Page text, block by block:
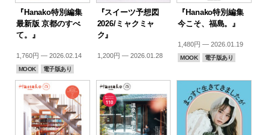
『Hanako特別編集
最新版 京都のすべ
て。』
1,760円 — 2026.02.14
MOOK 電子版あり
『スイーツ予想図
2026/ミャクミャ
ク』
1,200円 — 2026.01.28
『Hanako特別編集
今こそ、福島。』
1,480円 — 2026.01.19
MOOK 電子版あり